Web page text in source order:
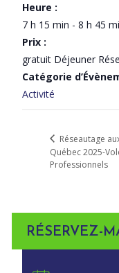
Heure :
7 h 15 min - 8 h 45
Prix :
gratuit Déjeuner
Catégorie
Activité
Réseautage
Québec 2025-
Professionnels
RÉSERVEZ-